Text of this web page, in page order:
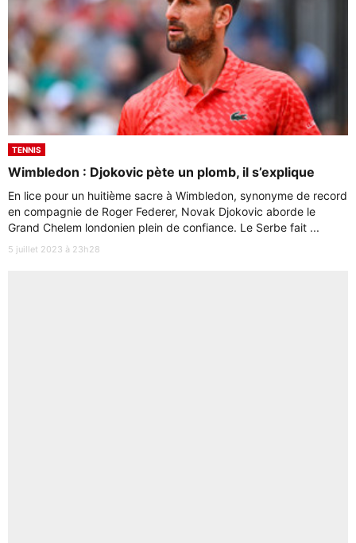
TENNIS
Wimbledon : Djokovic pète un plomb, il s’explique
En lice pour un huitième sacre à Wimbledon, synonyme de record
en compagnie de Roger Federer, Novak Djokovic aborde le
Grand Chelem londonien plein de confiance. Le Serbe fait ...
5 juillet 2023 à 23h28